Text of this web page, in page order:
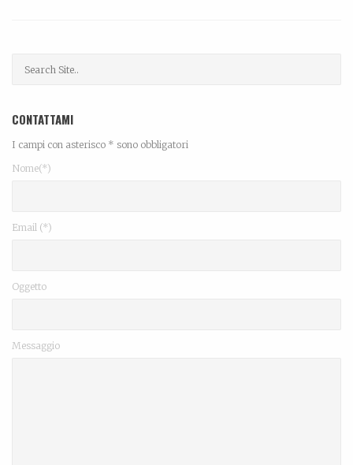
CONTATTAMI
I campi con asterisco * sono obbligatori
Nome(*)
Email (*)
Oggetto
Messaggio